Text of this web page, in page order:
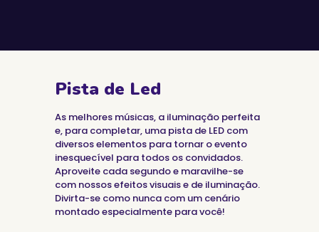
Pista de Led
As melhores músicas, a iluminação perfeita
e, para completar, uma pista de LED com
diversos elementos para tornar o evento
inesquecível para todos os convidados.
Aproveite cada segundo e maravilhe-se
com nossos efeitos visuais e de iluminação.
Divirta-se como nunca com um cenário
montado especialmente para você!